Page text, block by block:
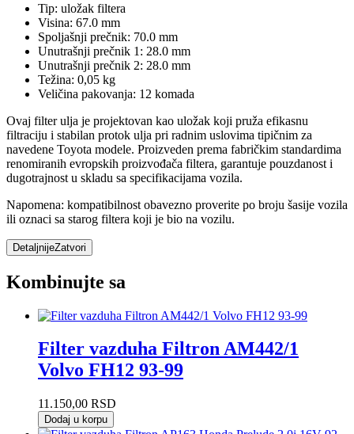
Tip: uložak filtera
Visina: 67.0 mm
Spoljašnji prečnik: 70.0 mm
Unutrašnji prečnik 1: 28.0 mm
Unutrašnji prečnik 2: 28.0 mm
Težina: 0,05 kg
Veličina pakovanja: 12 komada
Ovaj filter ulja je projektovan kao uložak koji pruža efikasnu
filtraciju i stabilan protok ulja pri radnim uslovima tipičnim za
navedene Toyota modele. Proizveden prema fabričkim standardima
renomiranih evropskih proizvođača filtera, garantuje pouzdanost i
dugotrajnost u skladu sa specifikacijama vozila.
Napomena: kompatibilnost obavezno proverite po broju šasije vozila
ili oznaci sa starog filtera koji je bio na vozilu.
DetaljnijeZatvori
Kombinujte sa
Filter vazduha Filtron AM442/1
Volvo FH12 93-99
11.150,00 RSD
Dodaj u korpu